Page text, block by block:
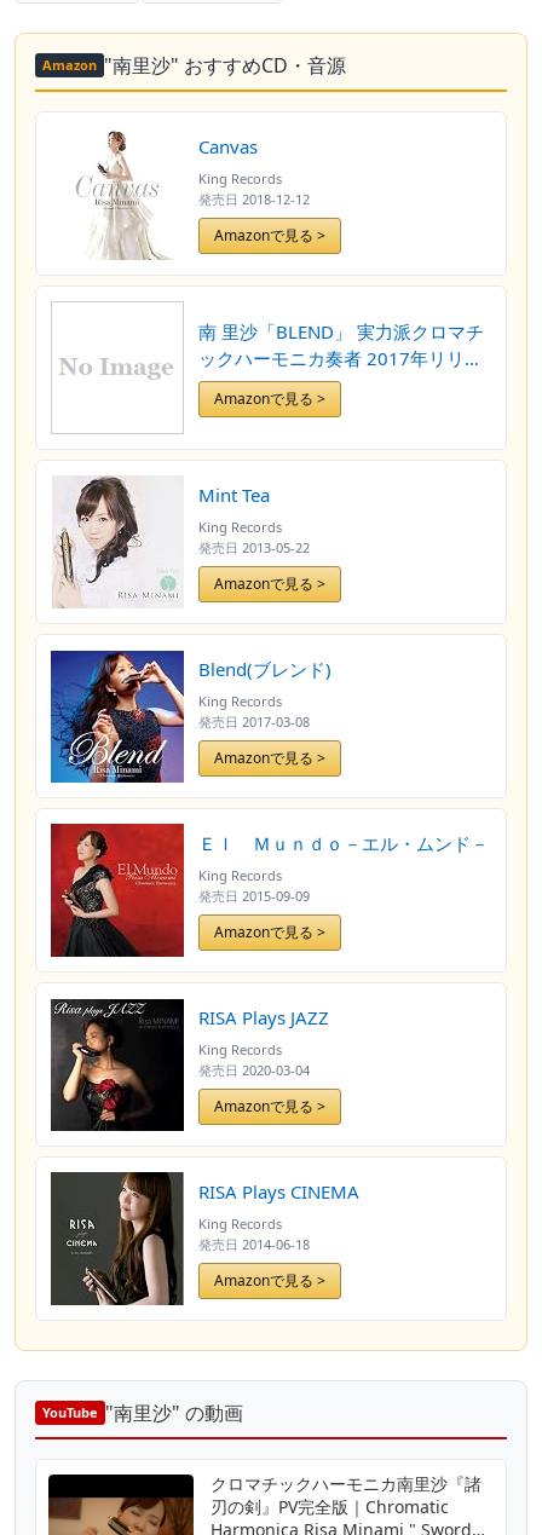
Amazon "南里沙" おすすめCD・音源
Canvas
King Records
発売日 2018-12-12
Amazonで見る >
南 里沙「BLEND」 実力派クロマチ
ックハーモニカ奏者 2017年リリー
ス 3rdアルバム 国内盤
Amazonで見る >
Mint Tea
King Records
発売日 2013-05-22
Amazonで見る >
Blend(ブレンド)
King Records
発売日 2017-03-08
Amazonで見る >
Ｅｌ Ｍｕｎｄｏ－エル・ムンド－
King Records
発売日 2015-09-09
Amazonで見る >
RISA Plays JAZZ
King Records
発売日 2020-03-04
Amazonで見る >
RISA Plays CINEMA
King Records
発売日 2014-06-18
Amazonで見る >
YouTube "南里沙" の動画
クロマチックハーモニカ南里沙『諸
刃の剣』PV完全版｜Chromatic
Harmonica Risa Minami " Sword